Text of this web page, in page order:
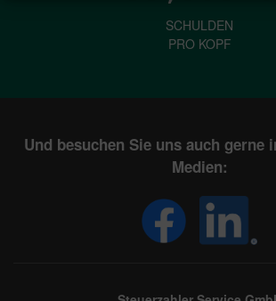
SCHULDEN
PRO KOPF
Und besuchen Sie uns auch gerne
Medien: